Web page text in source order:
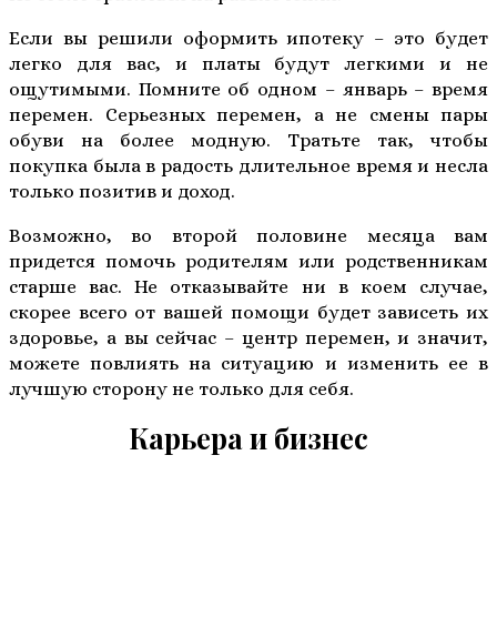
Если вы решили оформить ипотеку – это будет
легко для вас, и платы будут легкими и не
ощутимыми. Помните об одном – январь – время
перемен. Серьезных перемен, а не смены пары
обуви на более модную. Тратьте так, чтобы
покупка была в радость длительное время и несла
только позитив и доход.
Возможно, во второй половине месяца вам
придется помочь родителям или родственникам
старше вас. Не отказывайте ни в коем случае,
скорее всего от вашей помощи будет зависеть их
здоровье, а вы сейчас – центр перемен, и значит,
можете повлиять на ситуацию и изменить ее в
лучшую сторону не только для себя.
Карьера и бизнес